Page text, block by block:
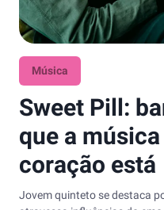
Música
Sweet Pill:
que a
coração está
Jovem quinteto se destaca